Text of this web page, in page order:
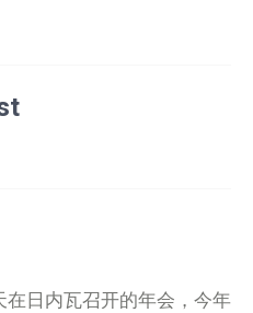
日内瓦召开的年会，今年